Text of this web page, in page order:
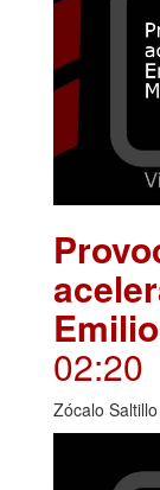
02:20
Zócalo Saltillo